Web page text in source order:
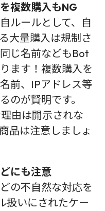
複数購入もNG
ルールとして、自
大量購入は規制さ
じ名前などもBot
ます！複数購入を
前、IPアドレス等
のが賢明です。
由は開示されな
品は注意しましょ
にも注意
の不自然な対応を
扱いにされたケー